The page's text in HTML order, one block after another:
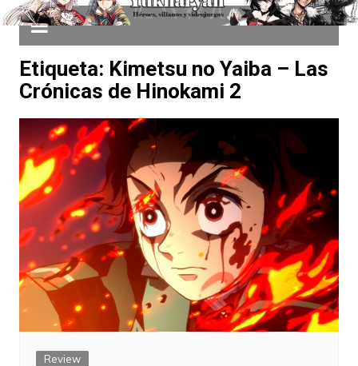
Etiqueta: Kimetsu no Yaiba – Las
Crónicas de Hinokami 2
Review